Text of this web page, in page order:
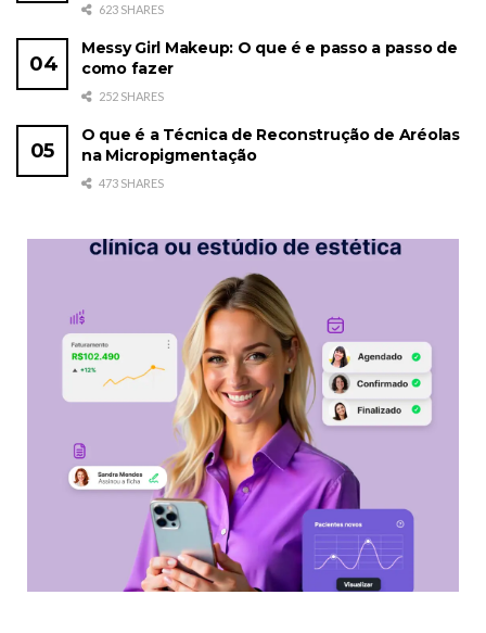
623 SHARES
Messy Girl Makeup: O que é e passo a passo de
como fazer
252 SHARES
O que é a Técnica de Reconstrução de Aréolas
na Micropigmentação
473 SHARES